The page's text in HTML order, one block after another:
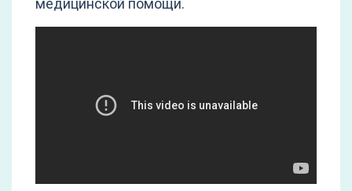
медицинской помощи.